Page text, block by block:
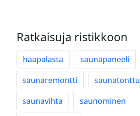
Ratkaisuja ristikkoon
haapalasta
saunapaneeli
saunaremontti
saunatonttu
saunavihta
saunominen